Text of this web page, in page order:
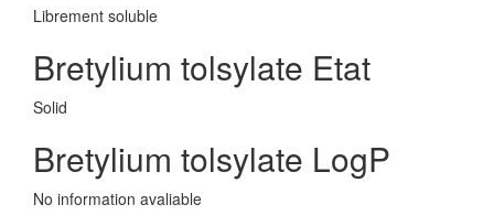
Librement soluble
Bretylium tolsylate Etat
Solid
Bretylium tolsylate LogP
No information avaliable